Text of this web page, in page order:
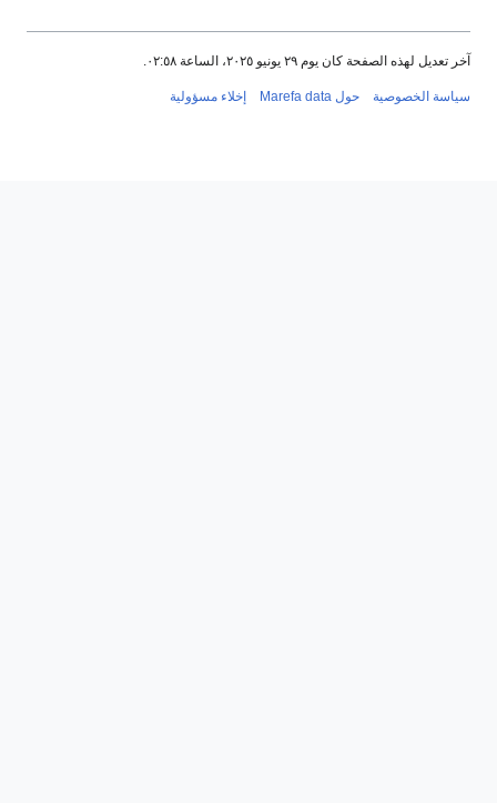
آخر تعديل لهذه الصفحة كان يوم ٢٩ يونيو ٢٠٢٥، الساعة ٠٢:٥٨.
سياسة الخصوصية حول Marefa data إخلاء مسؤولية